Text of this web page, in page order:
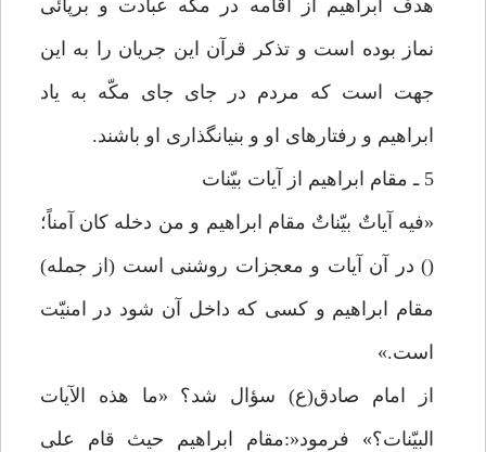
هدف ابراهيم از اقامه در مكه عبادت و برپائى
نماز بوده است و تذكر قرآن اين جريان را به اين
جهت است كه مردم در جاى جاى مكّه به ياد
ابراهيم و رفتارهاى او و بنيانگذارى او باشند.
5 ـ مقام ابراهيم از آيات بيّنات
«فيه آياتٌ بيّناتٌ مقام ابراهيم و من دخله كان آمناً؛
() در آن آيات و معجزات روشنى است (از جمله)
مقام ابراهيم و كسى كه داخل آن شود در امنيّت
است.»
از امام صادق(ع) سؤال شد؟ «ما هذه الآيات
البيّنات؟» فرمود«:مقام ابراهيم حيث قام على